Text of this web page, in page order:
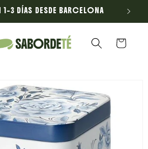
DÍAS DESDE BARCELONA
Carrito